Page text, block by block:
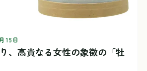
15日
、高貴なる女性の象徴の「牡